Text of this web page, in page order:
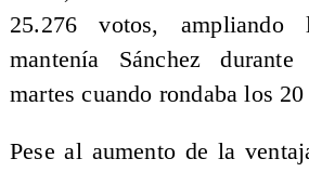
25.276 votos, ampliando
mantenía Sánchez
martes cuando rondaba los
Pese al aumento de la